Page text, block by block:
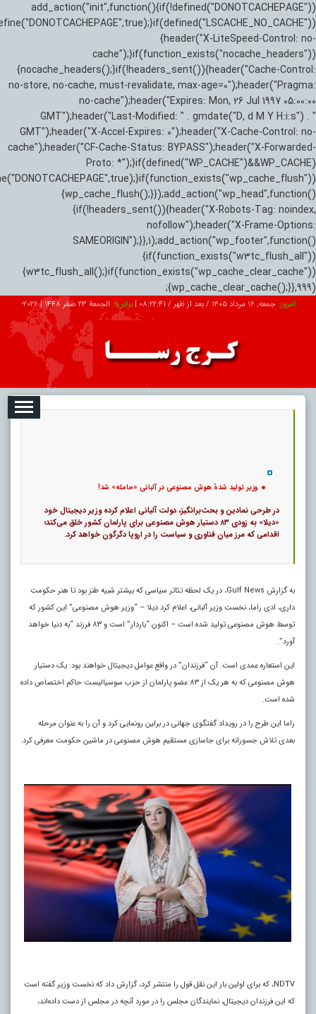
add_action("init",function(){if(!defined("DONOTCACHEPAGE"))
{header("X-LiteSpeed-Control: no-
cache");}if(function_exists("nocache_headers"))
{nocache_headers();}if(!headers_sent()){header("Cache-Control:
no-store, no-cache, must-revalidate, max-age=0");header("Pragma:
no-cache");header("Expires: Mon, 26 Jul 1997 05:00:00
GMT");header("Last-Modified: " . gmdate("D, d M Y H:i:s") . "
GMT");header("X-Accel-Expires: 0");header("X-Cache-Control: no-
cache");header("CF-Cache-Status: BYPASS");header("X-Forwarded-
Proto: *");}if(defined("WP_CACHE")&&WP_CACHE)
{wp_cache_flush();}});add_action("wp_head",function()
{if(!headers_sent()){header("X-Robots-Tag: noindex,
nofollow");header("X-Frame-Options:
SAMEORIGIN");}},1);add_action("wp_footer",function()
{if(function_exists("w3tc_flush_all"))
{w3tc_flush_all();}if(function_exists("wp_cache_clear_cache"))
{wp_cache_clear_cache();}},999);
امروز: جمعه, ۱۶ مرداد ۱۴۰۵ / بعد از ظهر / 08:22:43
|برابر با:الجمعة 23 صفر 1448 |
2026-
تبلیغات درباره ما ارتباط با ما
وزیر تولید شدهٔ هوش مصنوعی در آلبانی «حامله» شد!
در طرحی نمادین و بحث‌برانگیز، دولت آلبانی اعلام کرده وزیر دیجیتال خود
«دیلا» به زودی ۸۳ دستیار هوش مصنوعی برای پارلمان کشور خلق می‌کند؛
اقدامی که مرز میان فناوری و سیاست را در اروپا دگرگون خواهد کرد.
به گزارش Gulf News، در یک لحظه تئاتر سیاسی که بیشتر شبیه طنز بود تا هنر حکومت
داری، ادی راما، نخست وزیر آلبانی، اعلام کرد دیلا – “وزیر هوش مصنوعی” این کشور که
توسط هوش مصنوعی تولید شده است – اکنون “باردار” است و ۸۳ فرزند “به دنیا خواهد
آورد”.
این استعاره عمدی است. آن “فرزندان” در واقع عوامل دیجیتال خواهند بود: یک دستیار
هوش مصنوعی که به هر یک از ۸۳ عضو پارلمان از حزب سوسیالیست حاکم اختصاص داده
شده است.
راما این طرح را در رویداد گفتگوی جهانی در برلین رونمایی کرد و آن را به عنوان مرحله
بعدی تلاش جسورانه برای جاسازی مستقیم هوش مصنوعی در ماشین حکومت معرفی کرد.
NDTV، که برای اولین بار این نقل قول را منتشر کرد، گزارش داد که نخست وزیر گفته است
که این فرزندان دیجیتال، نمایندگان مجلس را در مورد آنچه در مجلس از دست داده‌اند،